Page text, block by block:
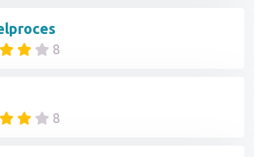
8
8